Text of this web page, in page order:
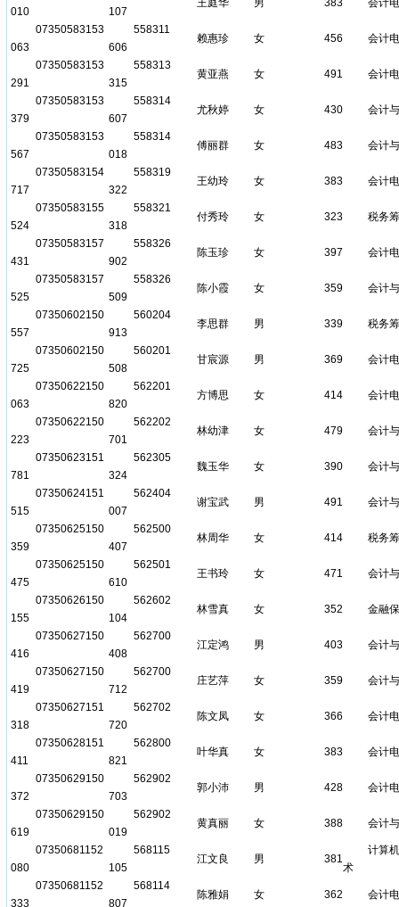
010 107
王庭华 男 383 会计
07350583153
063
558311
606
赖惠珍 女 456 会计
07350583153
291
558313
315
黄亚燕 女 491 会计
07350583153
379
558314
607
尤秋婷 女 430 会计
07350583153
567
558314
018
傅丽群 女 483 会计
07350583154
717
558319
322
王幼玲 女 383 会计
07350583155
524
558321
318
付秀玲 女 323 税务
07350583157
431
558326
902
陈玉珍 女 397 会计
07350583157
525
558326
509
陈小霞 女 359 会计
07350602150
557
560204
913
李思群 男 339 税务
07350602150
725
560201
508
甘宸源 男 369 会计
07350622150
063
562201
820
方博思 女 414 会计
07350622150
223
562202
701
林幼津 女 479 会计
07350623151
781
562305
324
魏玉华 女 390 会计
07350624151
515
562404
007
谢宝武 男 491 会计
07350625150
359
562500
407
林周华 女 414 税务
07350625150
475
562501
610
王书玲 女 471 会计
07350626150
155
562602
104
林雪真 女 352 金融
07350627150
416
562700
408
江定鸿 男 403 会计
07350627150
419
562700
712
庄艺萍 女 359 会计
07350627151
318
562702
720
陈文凤 女 366 会计
07350628151
411
562800
821
叶华真 女 383 会计
07350629150
372
562902
703
郭小沛 男 428 会计
07350629150
619
562902
019
黄真丽 女 388 会计
07350681152
080
568115
105
江文良 男 381
计算
术
07350681152
333
568114
807
陈雅娟 女 362 会计